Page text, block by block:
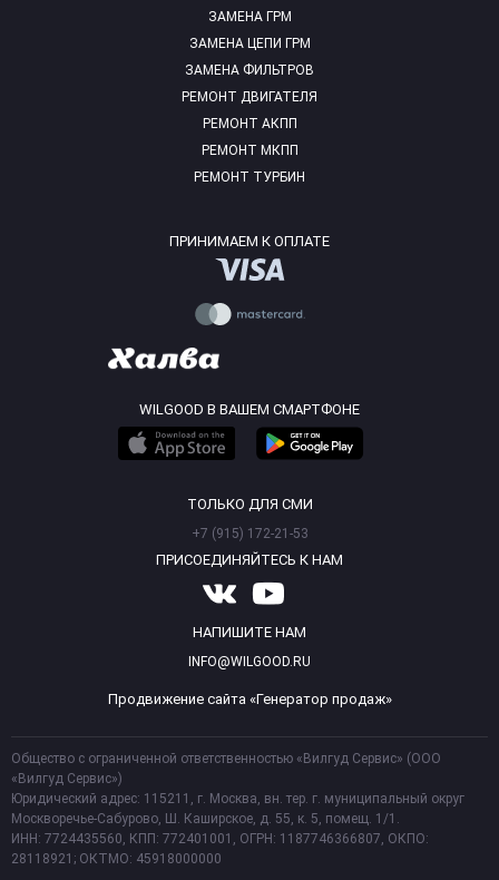
ЗАМЕНА ГРМ
ЗАМЕНА ЦЕПИ ГРМ
ЗАМЕНА ФИЛЬТРОВ
РЕМОНТ ДВИГАТЕЛЯ
РЕМОНТ АКПП
РЕМОНТ МКПП
РЕМОНТ ТУРБИН
ПРИНИМАЕМ К ОПЛАТЕ
WILGOOD В ВАШЕМ СМАРТФОНЕ
ТОЛЬКО ДЛЯ СМИ
+7 (915) 172-21-53
ПРИСОЕДИНЯЙТЕСЬ К НАМ
НАПИШИТЕ НАМ
INFO@WILGOOD.RU
Продвижение сайта «Генератор продаж»
Общество с ограниченной ответственностью «Вилгуд Сервис» (ООО
«Вилгуд Сервис»)
Юридический адрес: 115211, г. Москва, вн. тер. г. муниципальный округ
Москворечье-Сабурово, Ш. Каширское, д. 55, к. 5, помещ. 1/1.
ИНН: 7724435560, КПП: 772401001, ОГРН: 1187746366807, ОКПО:
28118921; ОКТМО: 45918000000